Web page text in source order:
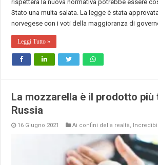
rispetterà la nuova normativa potrebbe essere
Stato una multa salata. La legge è stata
norvegese con i voti della maggioranza di
Leggi Tutto »
La mozzarella è il prodotto più
Russia
16 Giugno 2021 Ai confini della realtà